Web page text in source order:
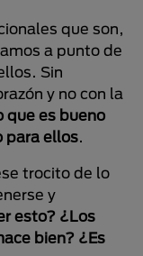
que son,
a punto de
Sin
y no con la
que es bueno
para ellos.
trocito de lo
y
esto? ¿Los
bien? ¿Es